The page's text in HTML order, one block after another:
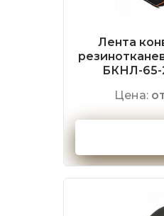
Лента
БКНЛ-
Цена: